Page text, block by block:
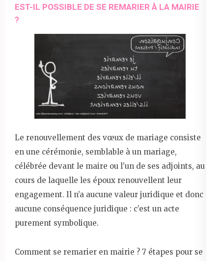
EST-IL POSSIBLE DE SE REMARIER À LA MAIRIE
?
Le renouvellement des vœux de mariage consiste
en une cérémonie, semblable à un mariage,
célébrée devant le maire ou l’un de ses adjoints, au
cours de laquelle les époux renouvellent leur
engagement. Il n’a aucune valeur juridique et donc
aucune conséquence juridique : c’est un acte
purement symbolique.
Comment se remarier en mairie ? 7 étapes pour se